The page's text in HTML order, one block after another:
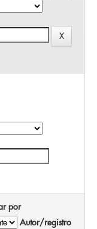
por
Autor/registro